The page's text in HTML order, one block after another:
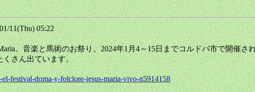
11(Thu) 05:22
Maria。音楽と馬術のお祭り。2024年1月4～15日までコルドバ市で開催
くさん出ています。
festival-doma-y-folclore-jesus-maria-vivo-n5914158